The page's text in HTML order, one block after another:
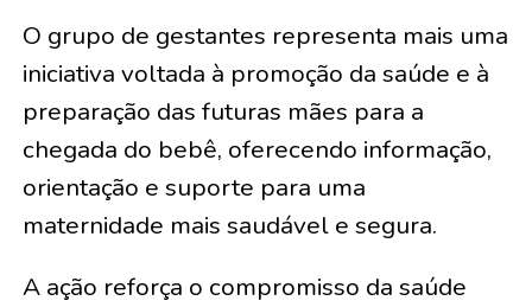
O grupo de gestantes representa mais uma
iniciativa voltada à promoção da saúde e à
preparação das futuras mães para a
chegada do bebê, oferecendo informação,
orientação e suporte para uma
maternidade mais saudável e segura.
A ação reforça o compromisso da saúde